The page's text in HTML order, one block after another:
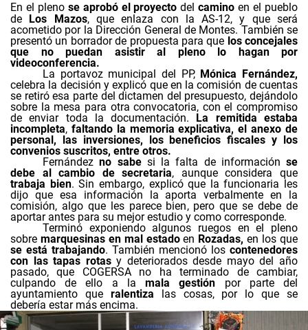
En el pleno se aprobó el proyectodelcamino en el pueblo
de Los Mazos, que enlaza con la AS-12, y que será
acometido por la Dirección General de Montes. También se
presentó un borrador de propuesta para que los concejales
que no puedan asistir al pleno lo hagan por
videoconferencia.
La portavoz municipal del PP, Mónica Fernández,
celebra la decisión y explicó que en la comisión de cuentas
se retiró esa parte del dictamen del presupuesto, dejándolo
sobre la mesa para otra convocatoria, con el compromiso
de enviar toda la documentación. La remitida estaba
incompleta, faltando la memoria explicativa, el anexo de
personal, las inversiones, los beneficios fiscales y los
convenios suscritos, entre otros.
Fernándezno sabesi la falta de informaciónse
debe al cambio de secretaria, aunque considera que
trabaja bien. Sin embargo, explicó que la funcionaria les
dijo que esa información la aporta verbalmente en la
comisión, algo que les parece bien, pero que se debe de
aportar antes para su mejor estudio y como corresponde.
Terminó exponiendo algunos ruegos en el pleno
sobre marquesinas en mal estadoen Rozadas, en los que
se está trabajando. También mencionó los contenedores
con las tapas rotasy deteriorados desde mayo del año
pasado, que COGERSA no ha terminado de cambiar,
culpando de ello a la mala gestión por parte del
ayuntamiento queralentiza las cosas, por lo que se
debería estar más encima.